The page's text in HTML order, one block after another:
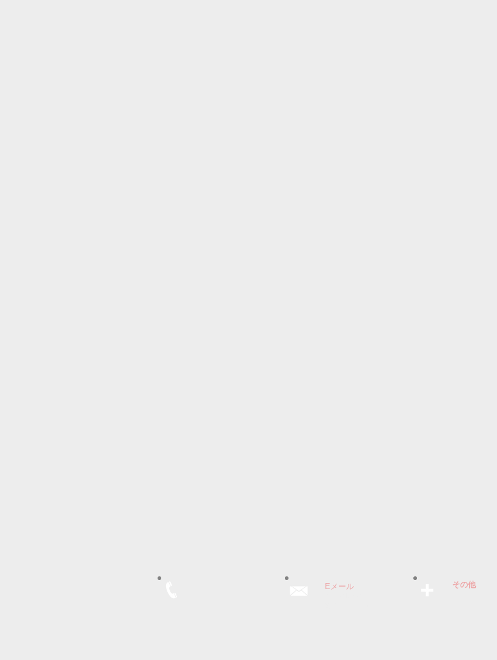
Eメール
その他